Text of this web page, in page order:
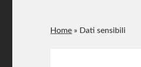
Home » Dati sensibili